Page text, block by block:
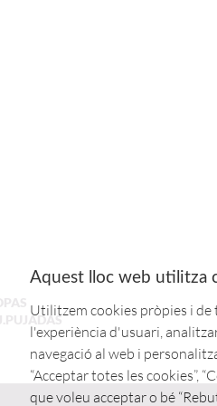
Aquest lloc web utilitza
Utilitzem cookies pròpies i
l'experiència d'usuari,
navegació al web i
“Acceptar totes les cookies”,
que voleu acceptar o bé